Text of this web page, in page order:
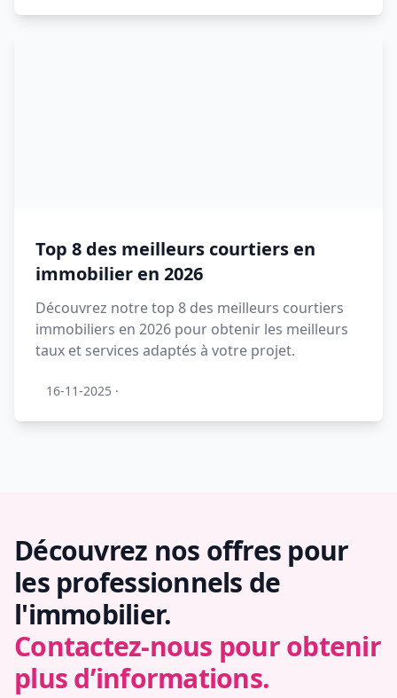
Top 8 des meilleurs courtiers en
immobilier en 2026
Découvrez notre top 8 des meilleurs courtiers
immobiliers en 2026 pour obtenir les meilleurs
taux et services adaptés à votre projet.
16-11-2025 ·
Découvrez nos offres pour
les professionnels de
l'immobilier.
Contactez-nous pour obtenir
plus d’informations.